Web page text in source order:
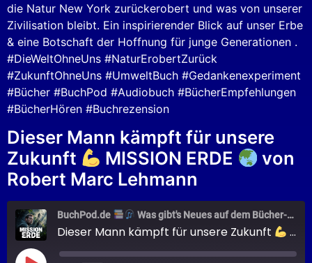
die Natur New York zurückerobert und was von unserer
Zivilisation bleibt. Ein inspirierender Blick auf unser Erbe
& eine Botschaft der Hoffnung für junge Generationen .
#DieWeltOhneUns #NaturErobertZurück
#ZukunftOhneUns #UmweltBuch #Gedankenexperiment
#Bücher #BuchPod #Audiobuch #BücherEmpfehlungen
#BücherHören #Buchrezension
Dieser Mann kämpft für unsere
Zukunft
MISSION ERDE
von
Robert Marc Lehmann
BuchPod.de Was gibt's Neues auf dem Bücher-Markt?
Dieser Mann kämpft für unsere Zukunft MISSION ERDE